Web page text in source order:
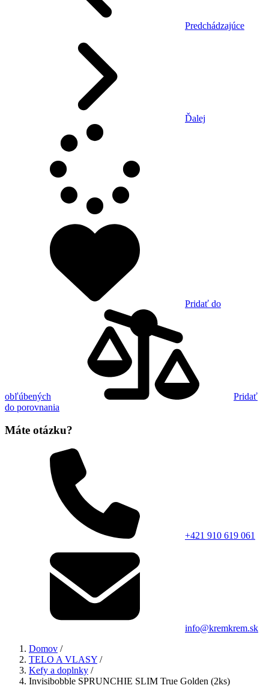
Predchádzajúce
Ďalej
Pridať do
obľúbených
Pridať
do porovnania
Máte otázku?
+421 910 619 061
info@kremkrem.sk
Domov /
TELO A VLASY /
Kefy a doplnky /
Invisibobble SPRUNCHIE SLIM True Golden (2ks)